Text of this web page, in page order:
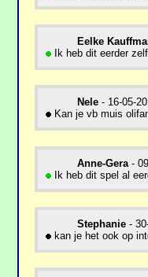
Eelke
Ik heb dit eerder
Nele - 16-05-
Kan je vb muis
Anne-Gera -
Ik heb dit spel al
Stephanie -
kan je het ook op